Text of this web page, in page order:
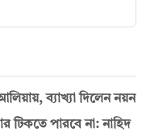
ব্যাখ্যা দিলেন নয়ন
টিকতে পারবে না: নাহিদ